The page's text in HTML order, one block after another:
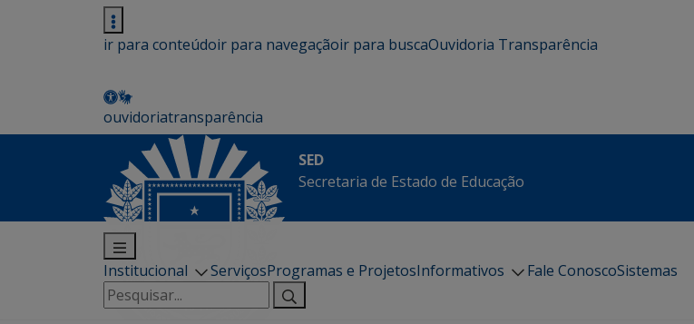
ir para conteúdoir para navegaçãoir para buscaOuvidoria Transparência
ouvidoriatransparência
SED
Secretaria de Estado de Educação
Institucional ServiçosProgramas e ProjetosInformativos Fale ConoscoSistemas
Pesquisar
por: